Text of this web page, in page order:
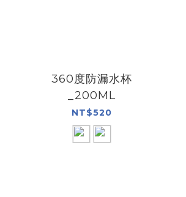
360度防漏水杯
_200ML
NT$520